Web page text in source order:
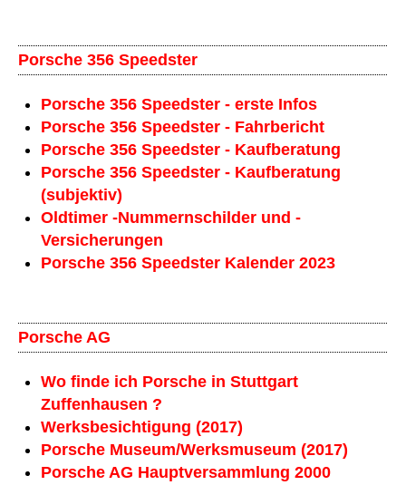
Porsche 356 Speedster
Porsche 356 Speedster - erste Infos
Porsche 356 Speedster - Fahrbericht
Porsche 356 Speedster - Kaufberatung
Porsche 356 Speedster - Kaufberatung
(subjektiv)
Oldtimer -Nummernschilder und -
Versicherungen
Porsche 356 Speedster Kalender 2023
Porsche AG
Wo finde ich Porsche in Stuttgart
Zuffenhausen ?
Werksbesichtigung (2017)
Porsche Museum/Werksmuseum (2017)
Porsche AG Hauptversammlung 2000